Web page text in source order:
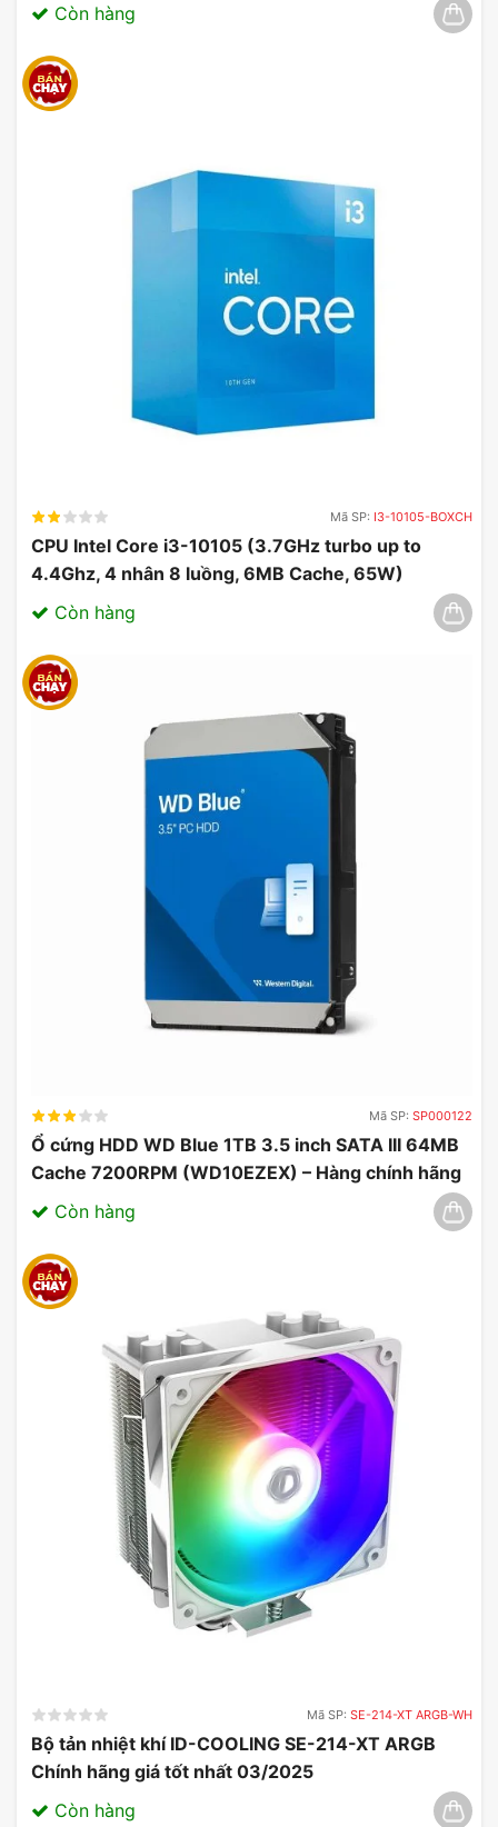
Còn hàng
Mã SP: I3-10105-BOXCH
CPU Intel Core i3-10105 (3.7GHz turbo up to
4.4Ghz, 4 nhân 8 luồng, 6MB Cache, 65W)
03/2025
Còn hàng
Mã SP: SP000122
Ổ cứng HDD WD Blue 1TB 3.5 inch SATA III 64MB
Cache 7200RPM (WD10EZEX) – Hàng chính hãng
03/2025
Còn hàng
Mã SP: SE-214-XT ARGB-WH
Bộ tản nhiệt khí ID-COOLING SE-214-XT ARGB
Chính hãng giá tốt nhất 03/2025
Còn hàng